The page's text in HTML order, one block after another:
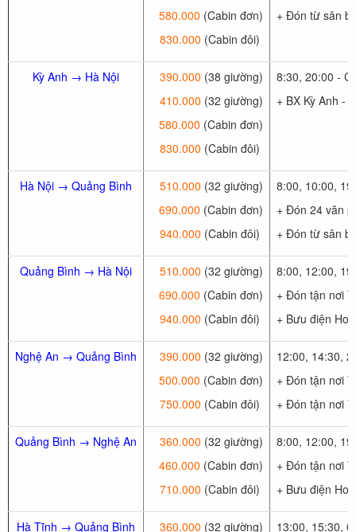
580.000 (Cabin đơn)
830.000 (Cabin đôi)
+ Đón từ sân
Kỳ Anh → Hà Nội 390.000 (38 giường)
410.000 (32 giường)
580.000 (Cabin đơn)
830.000 (Cabin đôi)
8:30, 20:00 -
+ BX Kỳ Anh -
Hà Nội → Quảng Bình 510.000 (32 giường)
690.000 (Cabin đơn)
940.000 (Cabin đôi)
8:00, 10:00,
+ Đón 24 văn
+ Đón từ sân
Quảng Bình → Hà Nội 510.000 (32 giường)
690.000 (Cabin đơn)
940.000 (Cabin đôi)
8:00, 12:00,
+ Đón tận nơi
+ Bưu điện
Nghệ An → Quảng Bình 390.000 (32 giường)
500.000 (Cabin đơn)
750.000 (Cabin đôi)
12:00, 14:30,
+ Đón tận nơi
+ Đón tận nơi
Quảng Bình → Nghệ An 360.000 (32 giường)
460.000 (Cabin đơn)
710.000 (Cabin đôi)
8:00, 12:00,
+ Đón tận nơi
+ Bưu điện
Hà Tĩnh → Quảng Bình 360.000 (32 giường) 13:00, 15:30,